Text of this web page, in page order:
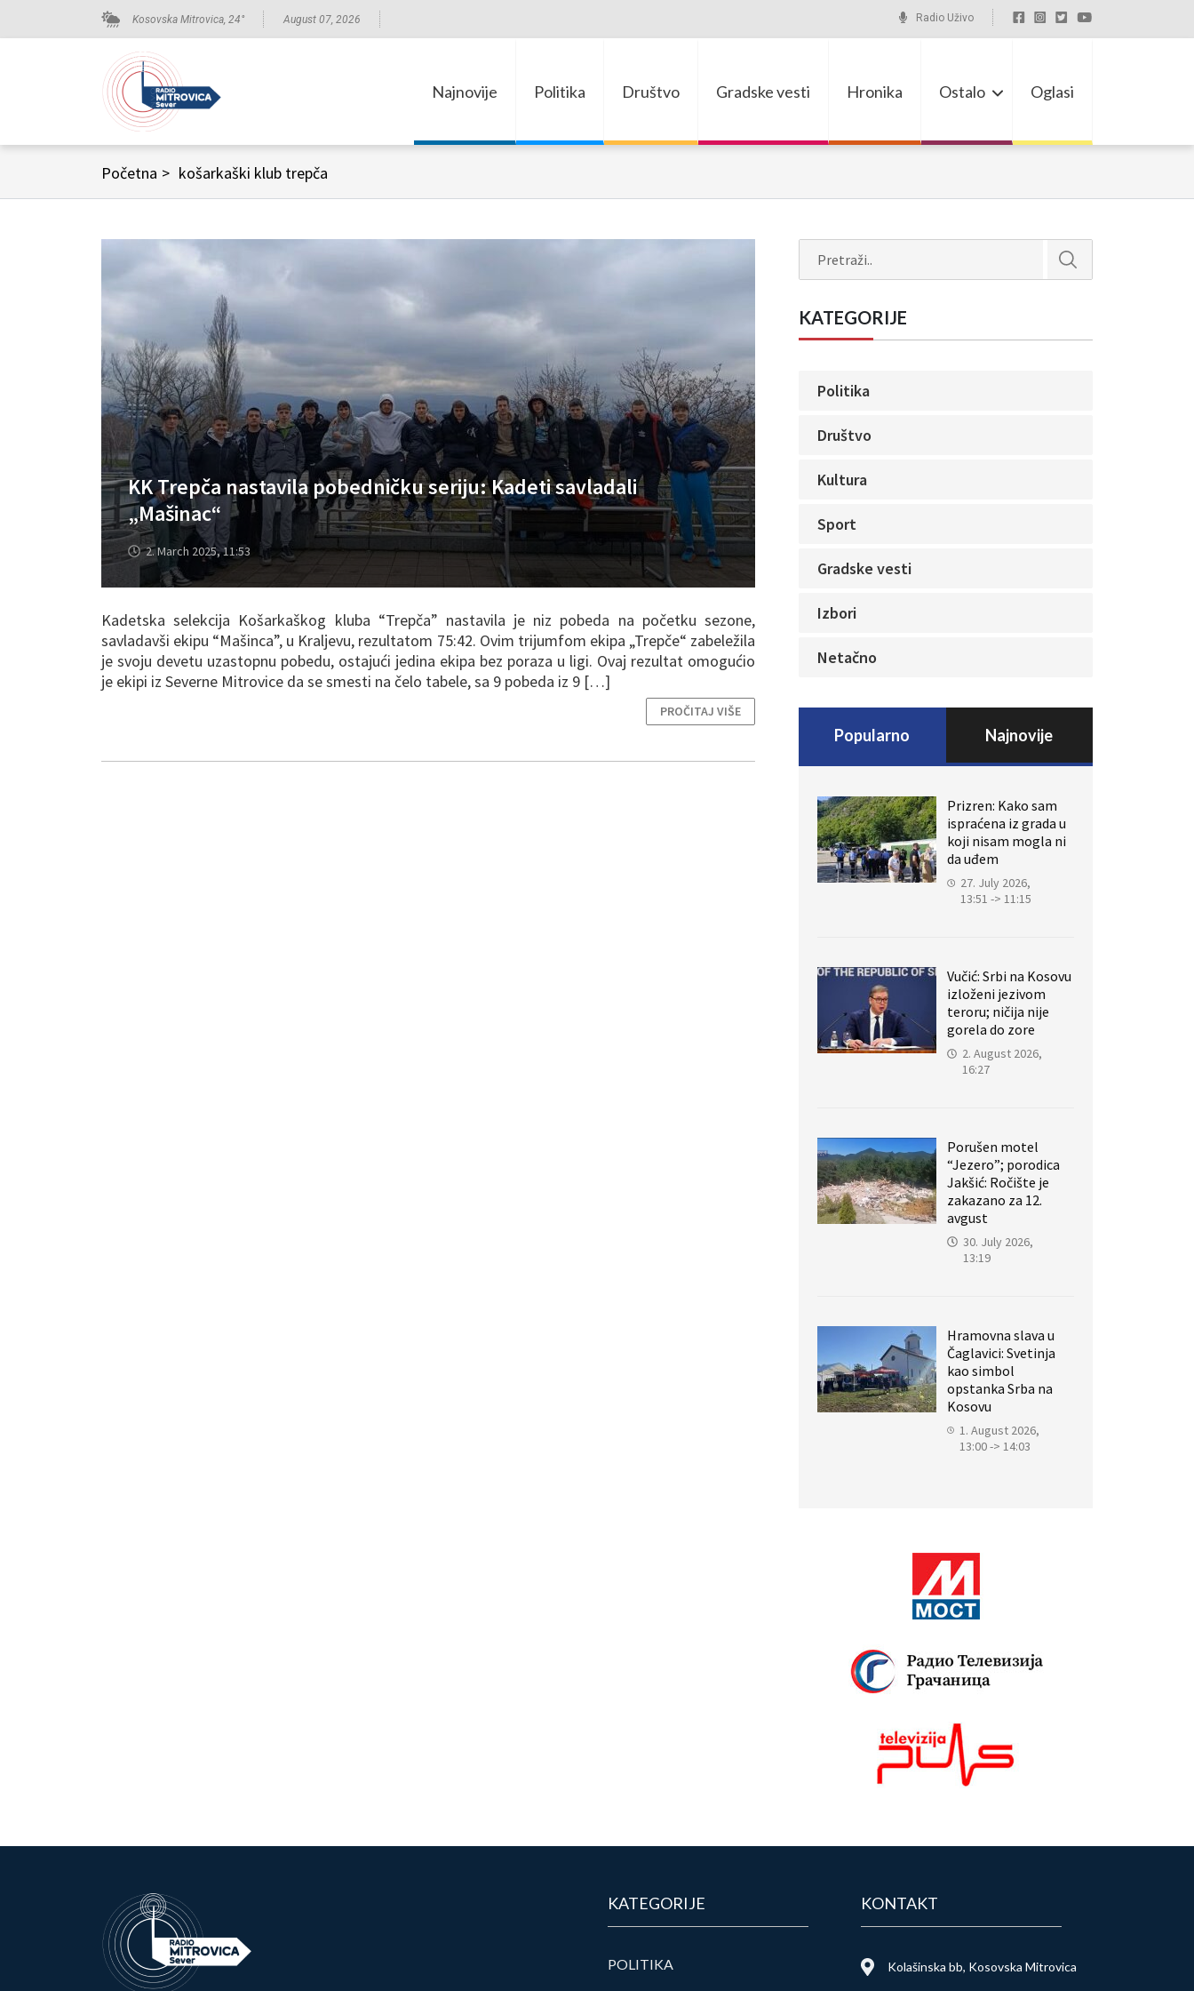
Kosovska Mitrovica, 24° August 07, 2026 Radio Uživo
Najnovije Politika Društvo Gradske vesti Hronika Ostalo Oglasi
Početna > košarkaški klub trepča
KK Trepča nastavila pobedničku seriju: Kadeti savladali
„Mašinac“
2. March 2025, 11:53
Kadetska selekcija Košarkaškog kluba “Trepča” nastavila je niz pobeda na početku sezone,
savladavši ekipu “Mašinca”, u Kraljevu, rezultatom 75:42. Ovim trijumfom ekipa „Trepče“ zabeležila
je svoju devetu uzastopnu pobedu, ostajući jedina ekipa bez poraza u ligi. Ovaj rezultat omogućio
je ekipi iz Severne Mitrovice da se smesti na čelo tabele, sa 9 pobeda iz 9 […]
PROČITAJ VIŠE
KATEGORIJE
Politika
Društvo
Kultura
Sport
Gradske vesti
Izbori
Netačno
Popularno Najnovije
Prizren: Kako sam
ispraćena iz grada u
koji nisam mogla ni
da uđem
27. July 2026,
13:51 -> 11:15
Vučić: Srbi na Kosovu
izloženi jezivom
teroru; ničija nije
gorela do zore
2. August 2026,
16:27
Porušen motel
“Jezero”; porodica
Jakšić: Ročište je
zakazano za 12.
avgust
30. July 2026,
13:19
Hramovna slava u
Čaglavici: Svetinja
kao simbol
opstanka Srba na
Kosovu
1. August 2026,
13:00 -> 14:03
KATEGORIJE
POLITIKA
KONTAKT
Kolašinska bb, Kosovska Mitrovica